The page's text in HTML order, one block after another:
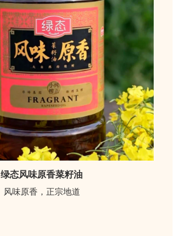
绿态风味原香菜籽油
风味原香，正宗地道